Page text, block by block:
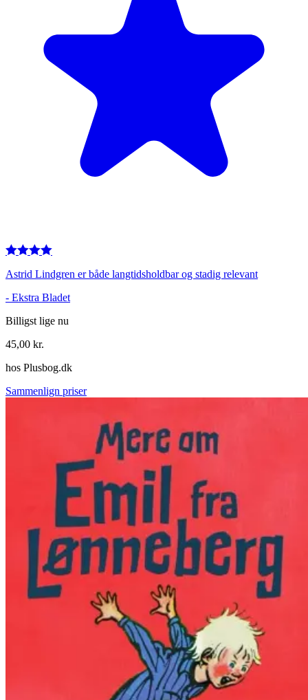
Astrid Lindgren er både langtidsholdbar og stadig relevant
- Ekstra Bladet
Billigst lige nu
45,00 kr.
hos Plusbog.dk
Sammenlign priser